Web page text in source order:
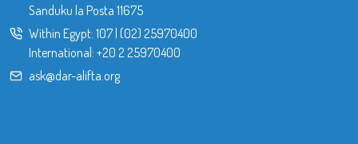
Sanduku la Posta 11675
Within Egypt: 107| (02) 25970400
International: +20 2 25970400
ask@dar-alifta.org